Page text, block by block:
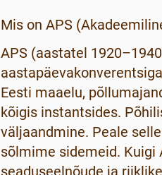
Mis on APS
APS (aastatel
Eesti maaelu,
kõigis instantsides.
väljaandmine. Peale
sõlmime sidemeid. Kuigi
seaduseelnõude ja